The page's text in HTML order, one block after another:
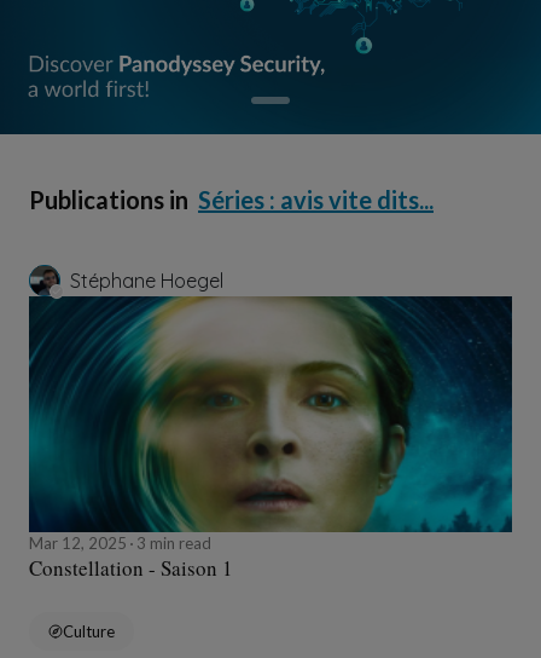
Publications in Séries : avis vite dits...
Stéphane Hoegel
Mar 12, 2025 3 min read
Constellation - Saison 1
Culture